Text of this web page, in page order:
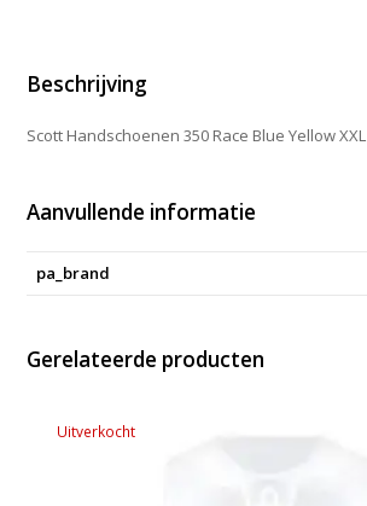
Beschrijving
Scott Handschoenen 350 Race Blue Yellow XXL
Aanvullende informatie
pa_brand
Gerelateerde producten
Uitverkocht